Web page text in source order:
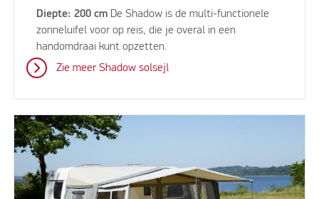
Diepte: 200 cm De Shadow is de multi-functionele
zonneluifel voor op reis, die je overal in een
handomdraai kunt opzetten.
Zie meer Shadow solsejl